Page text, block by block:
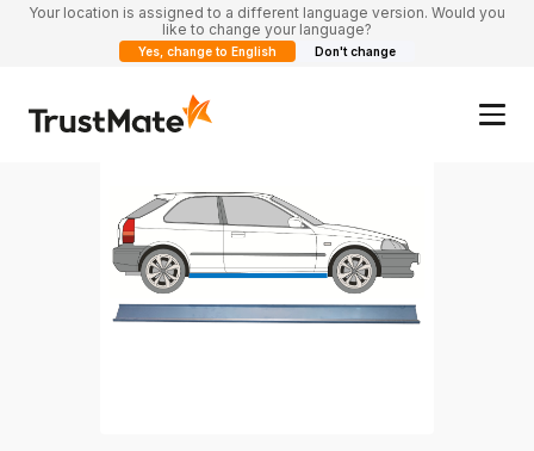
Your location is assigned to a different language version. Would you
like to change your language?
Yes, change to English Don't change